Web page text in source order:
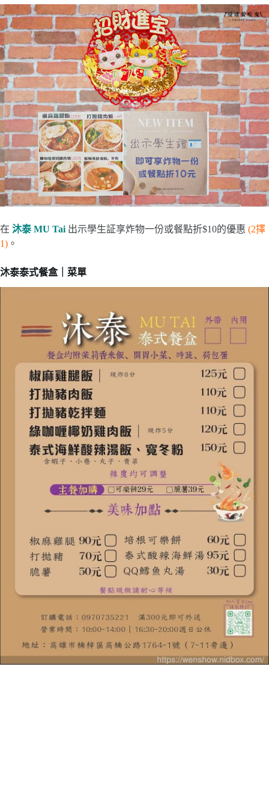
在 沐泰 MU Tai 出示學生証享炸物一份或餐點折$10的優惠 (2擇
1) 。
沐泰泰式餐盒｜菜單